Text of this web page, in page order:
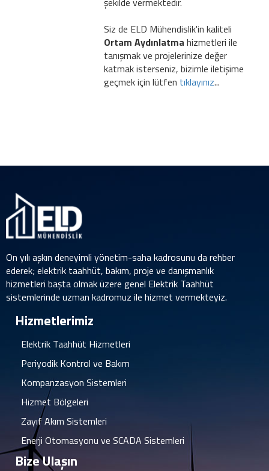
Siz de ELD Mühendislik'in kaliteli
Ortam Aydınlatma hizmetleri ile
tanışmak ve projelerinize değer
katmak isterseniz, bizimle iletişime
geçmek için lütfen tıklayınız...
On yılı aşkın deneyimli yönetim-saha kadrosunu da rehber
ederek; elektrik taahhüt, bakım, proje ve danışmanlık
hizmetleri başta olmak üzere genel Elektrik Taahhüt
sistemlerinde uzman kadromuz ile hizmet vermekteyiz.
Hizmetlerimiz
Elektrik Taahhüt Hizmetleri
Periyodik Kontrol ve Bakım
Kompanzasyon Sistemleri
Hizmet Bölgeleri
Zayıf Akım Sistemleri
Enerji Otomasyonu ve SCADA Sistemleri
Bize Ulaşın